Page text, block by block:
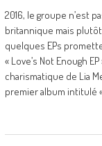
2016, le groupe n’est
britannique mais
quelques EPs
« Love’s Not Enough
charismatique de Lia
premier album intitulé